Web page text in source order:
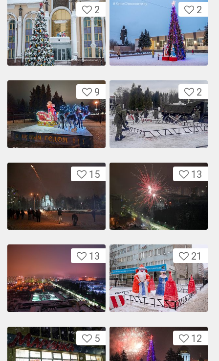
2 2
9 2
15 13
13 21
5 12